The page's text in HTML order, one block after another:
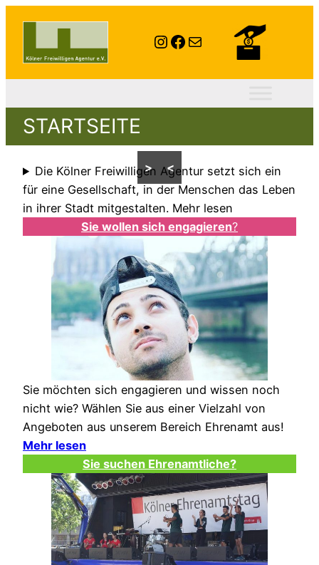
Instagram
Facebook
E-Mail
STARTSEITE
<
>
Die Kölner Freiwilligen Agentur setzt sich ein
für eine Gesellschaft, in der Menschen das Leben
in ihrer Stadt mitgestalten. Mehr lesen
Sie wollen sich engagieren?
Sie möchten sich engagieren und wissen noch
nicht wie? Wählen Sie aus einer Vielzahl von
Angeboten aus unserem Bereich Ehrenamt aus!
Mehr lesen
Sie suchen Ehrenamtliche?